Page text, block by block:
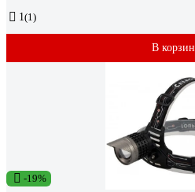
1(1)
В
-19%